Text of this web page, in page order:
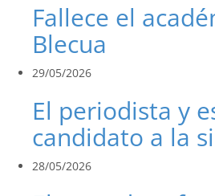
Fallece el
Blecua
29/05/2026
El periodista y
candidato a la
28/05/2026